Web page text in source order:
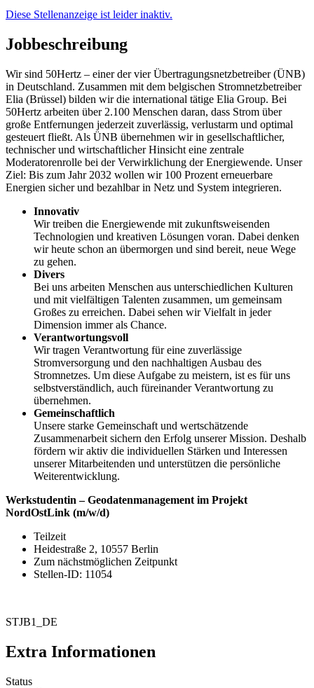
Diese Stellenanzeige ist leider inaktiv.
Jobbeschreibung
Wir sind 50Hertz – einer der vier Übertragungsnetzbetreiber (ÜNB)
in Deutschland. Zusammen mit dem belgischen Stromnetzbetreiber
Elia (Brüssel) bilden wir die international tätige Elia Group. Bei
50Hertz arbeiten über 2.100 Menschen daran, dass Strom über
große Entfernungen jederzeit zuverlässig, verlustarm und optimal
gesteuert fließt. Als ÜNB übernehmen wir in gesellschaftlicher,
technischer und wirtschaftlicher Hinsicht eine zentrale
Moderatorenrolle bei der Verwirklichung der Energiewende. Unser
Ziel: Bis zum Jahr 2032 wollen wir 100 Prozent erneuerbare
Energien sicher und bezahlbar in Netz und System integrieren.
Innovativ
Wir treiben die Energie­wende mit zukunfts­weisenden
Technologien und kreativen Lösungen voran. Dabei denken
wir heute schon an über­morgen und sind bereit, neue Wege
zu gehen.
Divers
Bei uns arbeiten Menschen aus unterschied­lichen Kulturen
und mit viel­fältigen Talenten zusammen, um gemeinsam
Großes zu erreichen. Dabei sehen wir Vielfalt in jeder
Dimension immer als Chance.
Verantwortungsvoll
Wir tragen Verantwortung für eine zuverlässige
Stromversorgung und den nachhaltigen Ausbau des
Stromnetzes. Um diese Aufgabe zu meistern, ist es für uns
selbstverständlich, auch füreinander Verant­wortung zu
übernehmen.
Gemeinschaftlich
Unsere starke Gemein­schaft und wert­schätzende
Zusammenarbeit sichern den Erfolg unserer Mission. Deshalb
fördern wir aktiv die individuellen Stärken und Interessen
unserer Mitarbeitenden und unterstützen die persön­liche
Weiterentwicklung.
Werkstudentin – Geodatenmanagement im Projekt
NordOstLink (m/w/d)
Teilzeit
Heidestraße 2, 10557 Berlin
Zum nächstmöglichen Zeitpunkt
Stellen-ID: 11054
STJB1_DE
Extra Informationen
Status